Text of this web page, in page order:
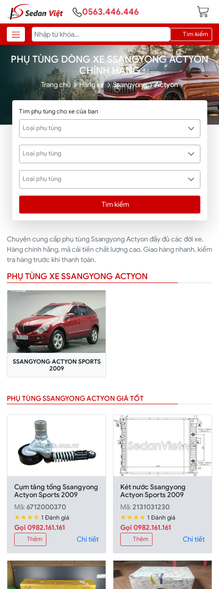
0563.446.446
Tìm kiếm
PHỤ TÙNG DÒNG XE SSANGYONG ACTYON
CHÍNH HÃNG
Trang chủ Hãng xe Ssangyong Actyon
Tìm phụ tùng cho xe của bạn
Loại phụ tùng
Loại phụ tùng
Loại phụ tùng
Tìm kiếm
Chuyên cung cấp phụ tùng Ssangyong Actyon đầy đủ các đời xe.
Hàng chính hãng, mã cải tiến chất lượng cao. Giao hàng nhanh, kiểm
tra hàng trước khi thanh toán.
PHỤ TÙNG XE SSANGYONG ACTYON
SSANGYONG ACTYON SPORTS
2009
PHỤ TÙNG SSANGYONG ACTYON GIÁ TỐT
Cụm tăng tổng Ssangyong
Actyon Sports 2009
Mã:6712000370
★★★★ 1 Đánh giá
Gọi 0982.161.161
Thêm Chi tiết
Két nước Ssangyong
Actyon Sports 2009
Mã:2131031230
★★★★ 1 Đánh giá
Gọi 0982.161.161
Thêm Chi tiết